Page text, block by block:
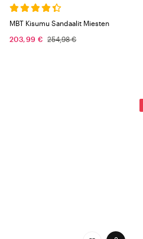
MBT Kisumu Sandaalit Miesten
203,99 € 254,98 €